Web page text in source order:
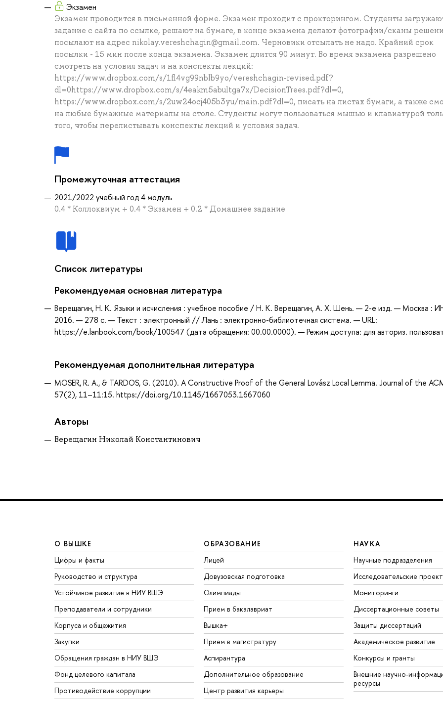
Экзамен
Экзамен проводится в письменной форме. Экзамен проходит с прокторингом. Студенты
задание с сайта по ссылке, решают на бумаге, в конце экзамена делают фотографии/сканы
посылают на адрес nikolay.vereshchagin@gmail.com. Черновики отсылать не надо. Крайний срок
посылки - 15 мин после конца экзамена. Экзамен длится 90 минут. Во время экзамена разрешено
смотреть на условия задач и на конспекты лекций:
https://www.dropbox.com/s/1fl4vg99nblb9yo/vereshchagin-revised.pdf?
dl=0https://www.dropbox.com/s/4eakm5abultga7x/DecisionTrees.pdf?dl=0,
https://www.dropbox.com/s/2uw24ocj405b3yu/main.pdf?dl=0, писать на листах бумаги, а также
на любые бумажные материалы на столе. Студенты могут пользоваться мышью и клавиатурой
того, чтобы перелистывать конспекты лекций и условия задач.
Промежуточная аттестация
2021/2022 учебный год 4 модуль
0.4 * Коллоквиум + 0.4 * Экзамен + 0.2 * Домашнее задание
Список литературы
Рекомендуемая основная литература
Верещагин, Н. К. Языки и исчисления : учебное пособие / Н. К. Верещагин, А. Х. Шень. — 2-е изд. — Москва :
2016. — 278 с. — Текст : электронный // Лань : электронно-библиотечная система. — URL:
https://e.lanbook.com/book/100547 (дата обращения: 00.00.0000). — Режим доступа: для авториз.
Рекомендуемая дополнительная литература
MOSER, R. A., & TARDOS, G. (2010). A Constructive Proof of the General Lovász Local Lemma. Journal of the
57(2), 11–11:15. https://doi.org/10.1145/1667053.1667060
Авторы
Верещагин Николай Константинович
О ВЫШКЕ
Цифры и факты
Руководство и структура
Устойчивое развитие в НИУ ВШЭ
Преподаватели и сотрудники
Корпуса и общежития
Закупки
Обращения граждан в НИУ ВШЭ
Фонд целевого капитала
Противодействие коррупции
ОБРАЗОВАНИЕ
Лицей
Довузовская подготовка
Олимпиады
Прием в бакалавриат
Вышка+
Прием в магистратуру
Аспирантура
Дополнительное образование
Центр развития карьеры
НАУКА
Научные подразделения
Исследовательские
Мониторинги
Диссертационные советы
Защиты диссертаций
Академическое развитие
Конкурсы и гранты
Внешние научно-
ресурсы